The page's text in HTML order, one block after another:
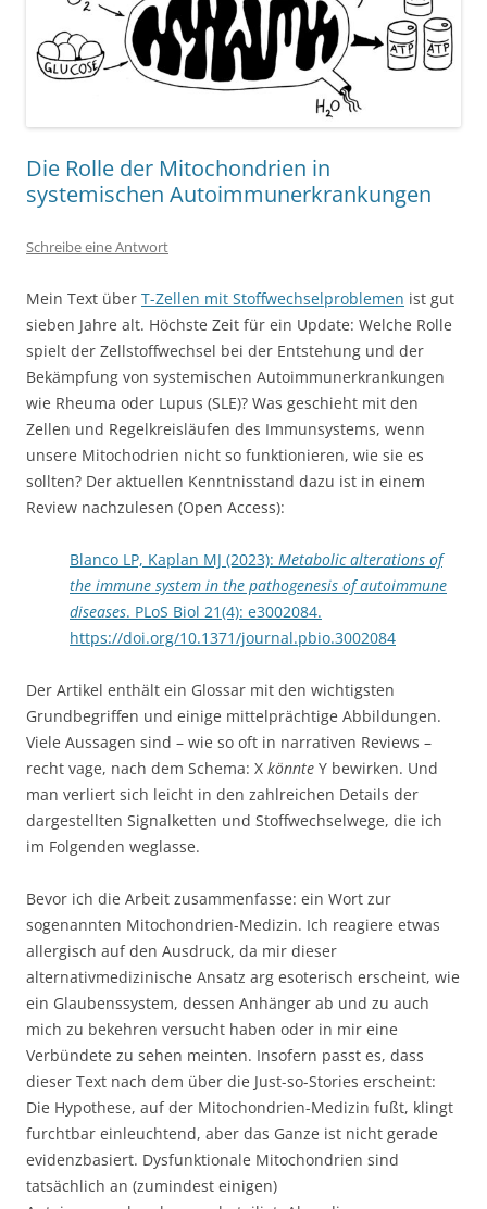
Die Rolle der Mitochondrien in
systemischen Autoimmunerkrankungen
Schreibe eine Antwort
Mein Text über T-Zellen mit Stoffwechselproblemen ist gut
sieben Jahre alt. Höchste Zeit für ein Update: Welche Rolle
spielt der Zellstoffwechsel bei der Entstehung und der
Bekämpfung von systemischen Autoimmunerkrankungen
wie Rheuma oder Lupus (SLE)? Was geschieht mit den
Zellen und Regelkreisläufen des Immunsystems, wenn
unsere Mitochodrien nicht so funktionieren, wie sie es
sollten? Der aktuellen Kenntnisstand dazu ist in einem
Review nachzulesen (Open Access):
Blanco LP, Kaplan MJ (2023): Metabolic alterations of
the immune system in the pathogenesis of autoimmune
diseases. PLoS Biol 21(4): e3002084.
https://doi.org/10.1371/journal.pbio.3002084
Der Artikel enthält ein Glossar mit den wichtigsten
Grundbegriffen und einige mittelprächtige Abbildungen.
Viele Aussagen sind – wie so oft in narrativen Reviews –
recht vage, nach dem Schema: X könnte Y bewirken. Und
man verliert sich leicht in den zahlreichen Details der
dargestellten Signalketten und Stoffwechselwege, die ich
im Folgenden weglasse.
Bevor ich die Arbeit zusammenfasse: ein Wort zur
sogenannten Mitochondrien-Medizin. Ich reagiere etwas
allergisch auf den Ausdruck, da mir dieser
alternativmedizinische Ansatz arg esoterisch erscheint, wie
ein Glaubenssystem, dessen Anhänger ab und zu auch
mich zu bekehren versucht haben oder in mir eine
Verbündete zu sehen meinten. Insofern passt es, dass
dieser Text nach dem über die Just-so-Stories erscheint:
Die Hypothese, auf der Mitochondrien-Medizin fußt, klingt
furchtbar einleuchtend, aber das Ganze ist nicht gerade
evidenzbasiert. Dysfunktionale Mitochondrien sind
tatsächlich an (zumindest einigen)